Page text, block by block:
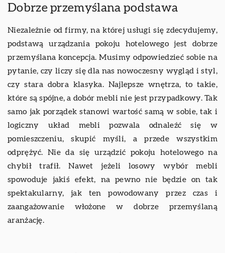
Dobrze przemyślana podstawa
Niezależnie od firmy, na której usługi się zdecydujemy,
podstawą urządzania pokoju hotelowego jest dobrze
przemyślana koncepcja. Musimy odpowiedzieć sobie na
pytanie, czy liczy się dla nas nowoczesny wygląd i styl,
czy stara dobra klasyka. Najlepsze wnętrza, to takie,
które są spójne, a dobór mebli nie jest przypadkowy. Tak
samo jak porządek stanowi wartość samą w sobie, tak i
logiczny układ mebli pozwala odnaleźć się w
pomieszczeniu, skupić myśli, a przede wszystkim
odprężyć. Nie da się urządzić pokoju hotelowego na
chybił trafił. Nawet jeżeli losowy wybór mebli
spowoduje jakiś efekt, na pewno nie będzie on tak
spektakularny, jak ten powodowany przez czas i
zaangażowanie włożone w dobrze przemyślaną
aranżację.